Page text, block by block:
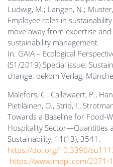
Ludwig, M.; Langen, N.;
Employee roles in
move away from expertise
sustainability management.
In: GAIA – Ecological
(S1/2019) Special issue:
change. oekom Verlag,
Malefors, C., Callewaert, P.,
Pietiläinen, O., Strid, I.,
Towards a Baseline for Food-
Hospitality Sector—Quantities
Sustainability, 11(13), 3541.
https://doi.org/10.3390/
https://www.mdpi.com/2071-